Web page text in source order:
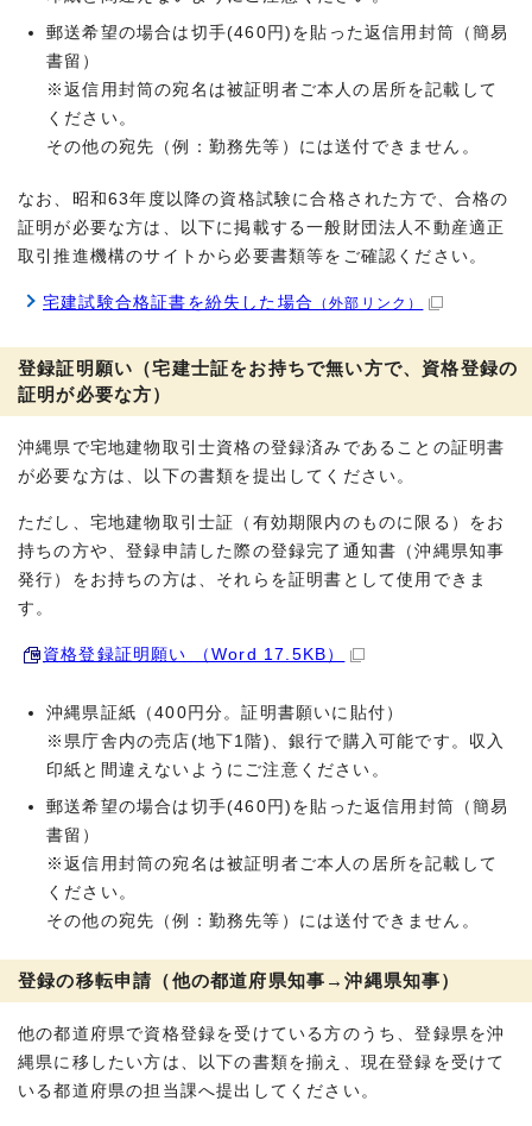
郵送希望の場合は切手(460円)を貼った返信用封筒（簡易
書留）
※返信用封筒の宛名は被証明者ご本人の居所を記載して
ください。
その他の宛先（例：勤務先等）には送付できません。
なお、昭和63年度以降の資格試験に合格された方で、合格の
証明が必要な方は、以下に掲載する一般財団法人不動産適正
取引推進機構のサイトから必要書類等をご確認ください。
宅建試験合格証書を紛失した場合 （外部リンク）
登録証明願い（宅建士証をお持ちで無い方で、資格登録の
証明が必要な方）
沖縄県で宅地建物取引士資格の登録済みであることの証明書
が必要な方は、以下の書類を提出してください。
ただし、宅地建物取引士証（有効期限内のものに限る）をお
持ちの方や、登録申請した際の登録完了通知書（沖縄県知事
発行）をお持ちの方は、それらを証明書として使用できま
す。
資格登録証明願い （Word 17.5KB）
沖縄県証紙（400円分。証明書願いに貼付）
※県庁舎内の売店(地下1階)、銀行で購入可能です。収入
印紙と間違えないようにご注意ください。
郵送希望の場合は切手(460円)を貼った返信用封筒（簡易
書留）
※返信用封筒の宛名は被証明者ご本人の居所を記載して
ください。
その他の宛先（例：勤務先等）には送付できません。
登録の移転申請（他の都道府県知事→沖縄県知事）
他の都道府県で資格登録を受けている方のうち、登録県を沖
縄県に移したい方は、以下の書類を揃え、現在登録を受けて
いる都道府県の担当課へ提出してください。